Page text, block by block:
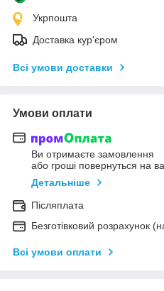
Укрпошта
Доставка кур'єром
Всі умови доставки
Умови оплати
Ви отримаєте замовлення
або гроші повернуться на
Детальніше
Післяплата
Безготівковий розрахунок
Всі умови оплати